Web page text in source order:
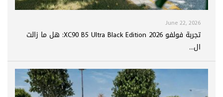
June 22, 2026
تجربة فولفو XC90 B5 Ultra Black Edition 2026: هل ما زالت
ال...